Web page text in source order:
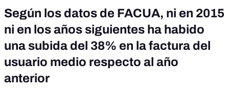
Según los datos de FACUA, ni en 2015
ni en los años siguientes ha habido
una subida del 38% en la factura del
usuario medio respecto al año
anterior